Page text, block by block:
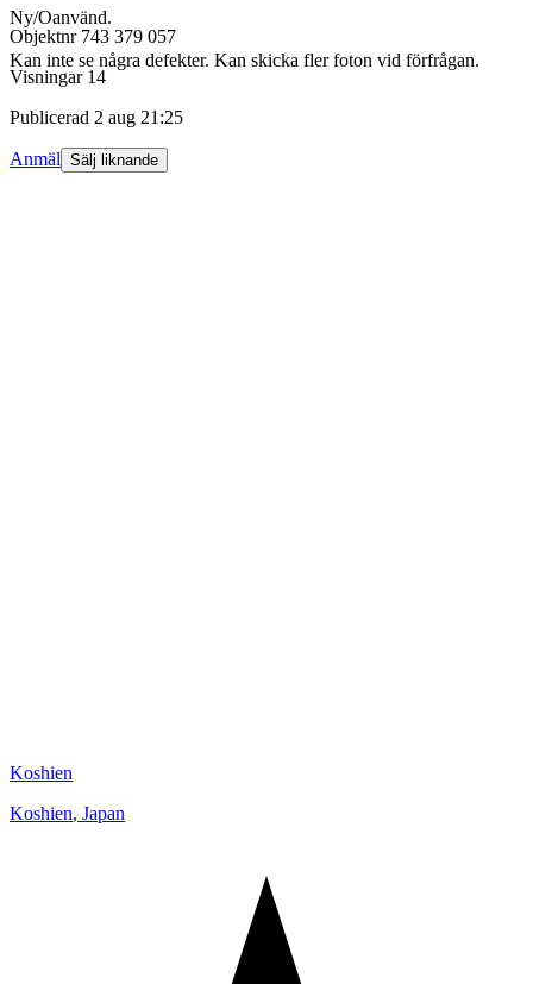
Ny/Oanvänd.
Kan inte se några defekter. Kan skicka fler foton vid förfrågan.
Objektnr 743 379 057
Visningar 14
Publicerad 2 aug 21:25
Anmäl Sälj liknande
Koshien
Koshien, Japan